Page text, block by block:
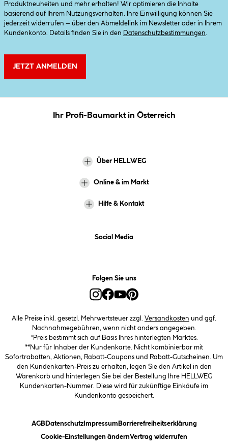
Produktneuheiten und mehr erhalten! Wir optimieren die Inhalte
basierend auf Ihrem Nutzungsverhalten. Ihre Einwilligung können Sie
jederzeit widerrufen – über den Abmeldelink im Newsletter oder in Ihrem
Kundenkonto. Details finden Sie in den
Datenschutzbestimmungen
JETZT ANMELDEN
Ihr Profi-Baumarkt in Österreich
Über HELLWEG
Online & im Markt
Hilfe & Kontakt
Social Media
Folgen Sie uns
Alle Preise inkl. gesetzl. Mehrwertsteuer zzgl. Versandkosten und ggf.
Nachnahmegebühren, wenn nicht anders angegeben.
*Preis bestimmt sich auf Basis Ihres hinterlegten Marktes.
**Nur für Inhaber der Kundenkarte. Nicht kombinierbar mit
Sofortrabatten, Aktionen, Rabatt-Coupons und Rabatt-Gutscheinen. Um
den Kundenkarten-Preis zu erhalten, legen Sie den Artikel in den
Warenkorb und hinterlegen Sie bei der Bestellung Ihre HELLWEG
Kundenkarten-Nummer. Diese wird für zukünftige Einkäufe im
Kundenkonto gespeichert.
AGB(öffnet ein Dialogfeld)
Datenschutz(öffnet ein Dialogfeld)
Impressum(öffnet ein Dialogfeld)
Barrierefreiheitserklärung(öffnet
Cookie-Einstellungen ändern(öffnet ein Dialogfeld)
Vertrag widerrufen